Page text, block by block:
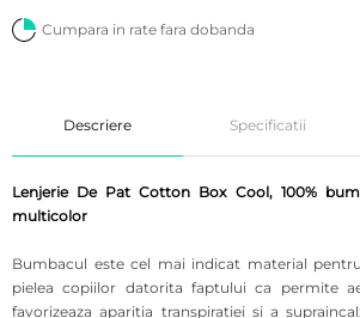
Cumpara in rate fara dobanda
Descriere Specificatii
Lenjerie De Pat Cotton Box Cool, 100%
multicolor
Bumbacul este cel mai indicat material
pielea copiilor datorita faptului ca permite
favorizeaza aparitia transpiratiei si a